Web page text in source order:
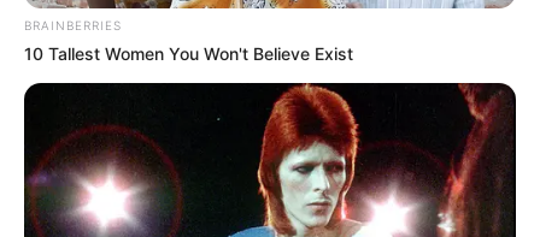
BRAINBERRIES
10 Tallest Women You Won't Believe Exist